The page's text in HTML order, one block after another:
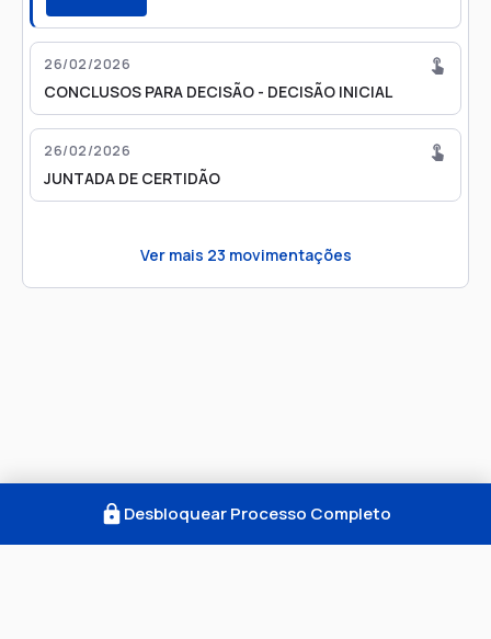
26/02/2026
CONCLUSOS PARA DECISÃO - DECISÃO INICIAL
26/02/2026
JUNTADA DE CERTIDÃO
Ver mais 23 movimentações
Desbloquear Processo Completo